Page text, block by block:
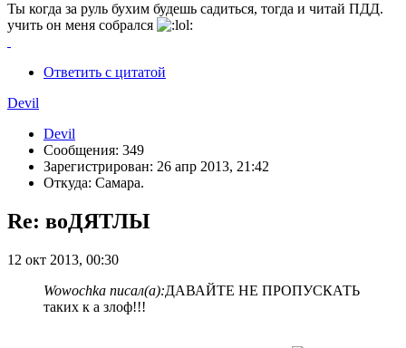
Ты когда за руль бухим будешь садиться, тогда и читай ПДД.
учить он меня собрался
Ответить с цитатой
Devil
Devil
Сообщения: 349
Зарегистрирован: 26 апр 2013, 21:42
Откуда: Самара.
Re: воДЯТЛЫ
12 окт 2013, 00:30
Wowochka писал(а):ДАВАЙТЕ НЕ ПРОПУСКАТЬ
таких к а злоф!!!